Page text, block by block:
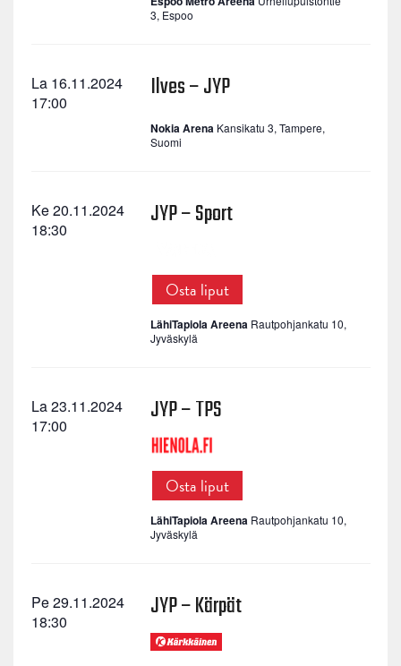
3, Espoo
La 16.11.2024
17:00
Ilves – JYP
Nokia Arena Kansikatu 3, Tampere,
Suomi
Ke 20.11.2024
18:30
JYP – Sport
Osta liput
LähiTapiola Areena Rautpohjankatu 10,
Jyväskylä
La 23.11.2024
17:00
JYP – TPS
Osta liput
LähiTapiola Areena Rautpohjankatu 10,
Jyväskylä
Pe 29.11.2024
18:30
JYP – Kärpät